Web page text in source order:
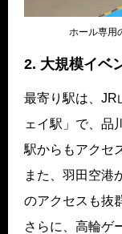
ホール専用
2. 大規模イベ
最寄り駅は、JR
ェイ駅」で、品
駅からもアクセ
また、羽田空港
のアクセスも抜
さらに、高輪ゲ